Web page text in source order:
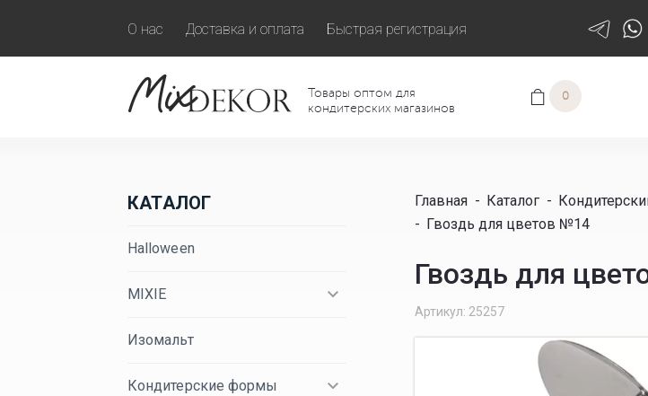
О нас Доставка и оплата Быстрая регистрация
Товары оптом для
кондитерских магазинов
0
КАТАЛОГ
Halloween
MIXIE
Изомальт
Кондитерские формы
Главная - Каталог -
- Гвоздь для цветов №14
Гвоздь для
Артикул: 25257